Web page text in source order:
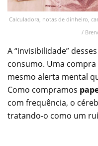
Calculadora, notas de dinheiro,
/
A “invisibilidade”
consumo. Uma compra
mesmo alerta mental
Como compramos
com frequência, o
tratando-o como um